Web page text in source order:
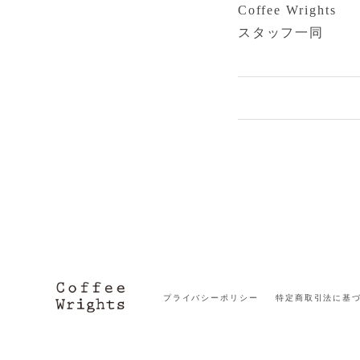
Coffee Wrights
スタッフ一同
プライバシーポリシー 特定商取引法に基